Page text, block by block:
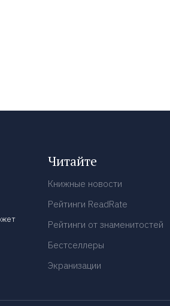
Читайте
Книжные новости
Рейтинги ReadRate
Рейтинги от знаменитостей
Бестселлеры
Экранизации